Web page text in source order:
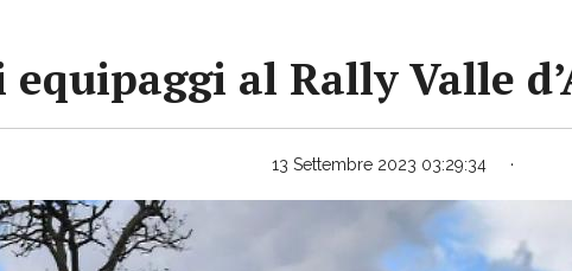
al Rally Valle
13 Settembre 2023 03:29:34